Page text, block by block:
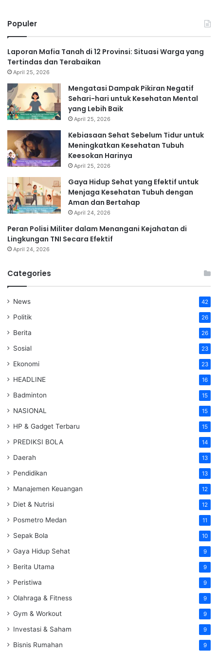
Populer
Laporan Mafia Tanah di 12 Provinsi: Situasi Warga yang
Tertindas dan Terabaikan
April 25, 2026
Mengatasi Dampak Pikiran Negatif
Sehari-hari untuk Kesehatan Mental
yang Lebih Baik
April 25, 2026
Kebiasaan Sehat Sebelum Tidur untuk
Meningkatkan Kesehatan Tubuh
Keesokan Harinya
April 25, 2026
Gaya Hidup Sehat yang Efektif untuk
Menjaga Kesehatan Tubuh dengan
Aman dan Bertahap
April 24, 2026
Peran Polisi Militer dalam Menangani Kejahatan di
Lingkungan TNI Secara Efektif
April 24, 2026
Categories
News 42
Politik 26
Berita 26
Sosial 23
Ekonomi 23
HEADLINE 16
Badminton 15
NASIONAL 15
HP & Gadget Terbaru 15
PREDIKSI BOLA 14
Daerah 13
Pendidikan 13
Manajemen Keuangan 12
Diet & Nutrisi 12
Posmetro Medan 11
Sepak Bola 10
Gaya Hidup Sehat 9
Berita Utama 9
Peristiwa 9
Olahraga & Fitness 9
Gym & Workout 9
Investasi & Saham 9
Bisnis Rumahan 9